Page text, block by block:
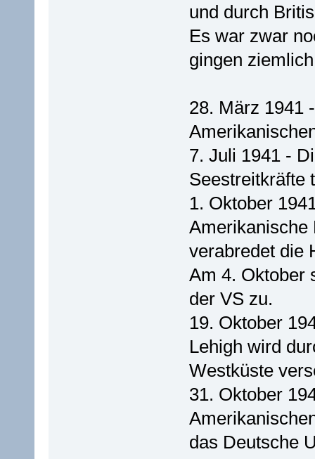
und durch
Es war zwar
gingen
28. März 1941
7. Juli 1941 -
Seestreitkräfte
1. Oktober
Amerikanische
verabredet die
Am 4. Oktober
der VS zu.
19. Oktober
Lehigh wird
Westküste
31. Oktober
das Deutsche